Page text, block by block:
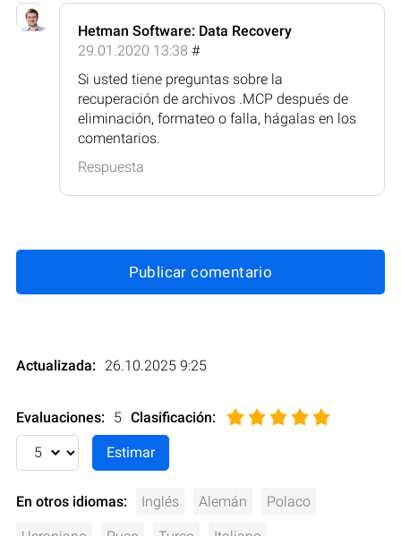
Hetman Software: Data Recovery
29.01.2020 13:38 #
Si usted tiene preguntas sobre la
recuperación de archivos .MCP después de
eliminación, formateo o falla, hágalas en los
comentarios.
Respuesta
Publicar comentario
Actualizada: 26.10.2025 9:25
Evaluaciones: 5 Clasificación:
En otros idiomas: Inglés Alemán Polaco